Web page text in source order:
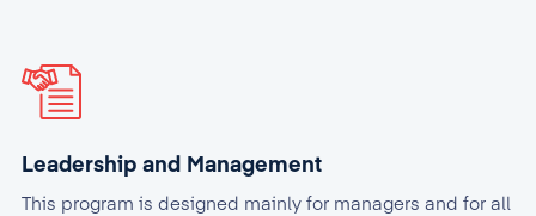
Leadership and Management
This program is designed mainly for managers and for all